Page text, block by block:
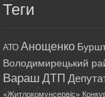
Теги
АТО Анощенко
Володимирецький
Вараш ДТП
«Житлокомунсервіс»